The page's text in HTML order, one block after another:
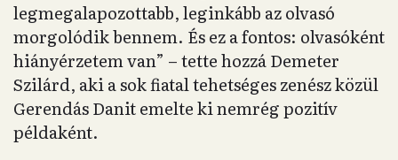
legmegalapozottabb, leginkább az olvasó
morgolódik bennem. És ez a fontos: olvasóként
hiányérzetem van” – tette hozzá Demeter
Szilárd, aki a sok fiatal tehetséges zenész közül
Gerendás Danit emelte ki nemrég pozitív
példaként.